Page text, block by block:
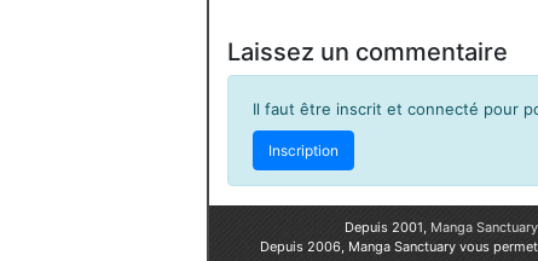
Laissez un commentaire
Il faut être inscrit et connecté pour
Inscription
Depuis 2001, Manga Sanctuary
Depuis 2006, Manga Sanctuary vous